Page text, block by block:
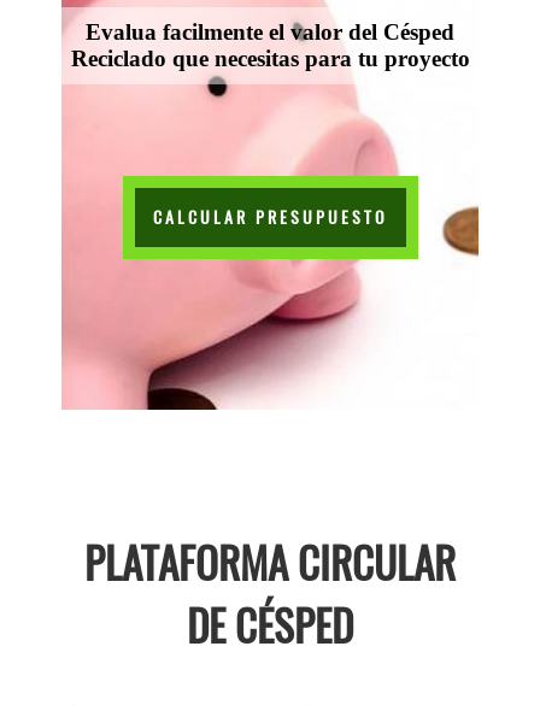
Evalua facilmente el valor del Césped
Reciclado que necesitas para tu proyecto
CALCULAR PRESUPUESTO
PLATAFORMA CIRCULAR
DE CÉSPED